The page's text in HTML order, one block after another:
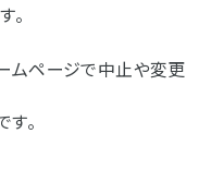
。
ムページで中止や変更
。